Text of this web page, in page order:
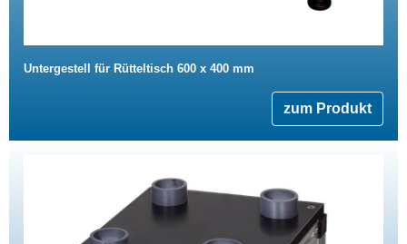
Untergestell für Rütteltisch 600 x 400 mm
zum Produkt